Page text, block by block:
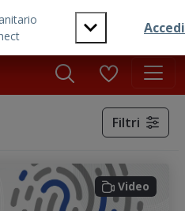
Filtri
VideoVideo